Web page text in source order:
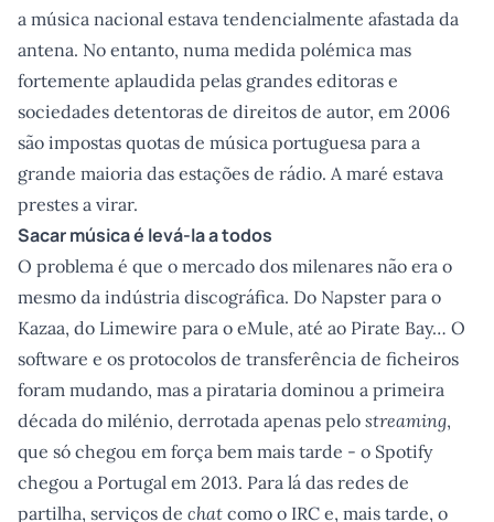
a música nacional estava tendencialmente afastada da
antena. No entanto, numa medida polémica mas
fortemente aplaudida pelas grandes editoras e
sociedades detentoras de direitos de autor, em 2006
são impostas quotas de música portuguesa para a
grande maioria das estações de rádio. A maré estava
prestes a virar.
Sacar música é levá-la a todos
O problema é que o mercado dos milenares não era o
mesmo da indústria discográfica. Do Napster para o
Kazaa, do Limewire para o eMule, até ao Pirate Bay… O
software e os protocolos de transferência de ficheiros
foram mudando, mas a pirataria dominou a primeira
década do milénio, derrotada apenas pelo streaming,
que só chegou em força bem mais tarde - o Spotify
chegou a Portugal em 2013. Para lá das redes de
partilha, serviços de chat como o IRC e, mais tarde, o